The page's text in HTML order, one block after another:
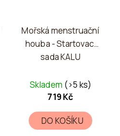
Mořská menstruační
houba - Startovací
sada KALU
Skladem (>5 ks)
719 Kč
DO KOŠÍKU